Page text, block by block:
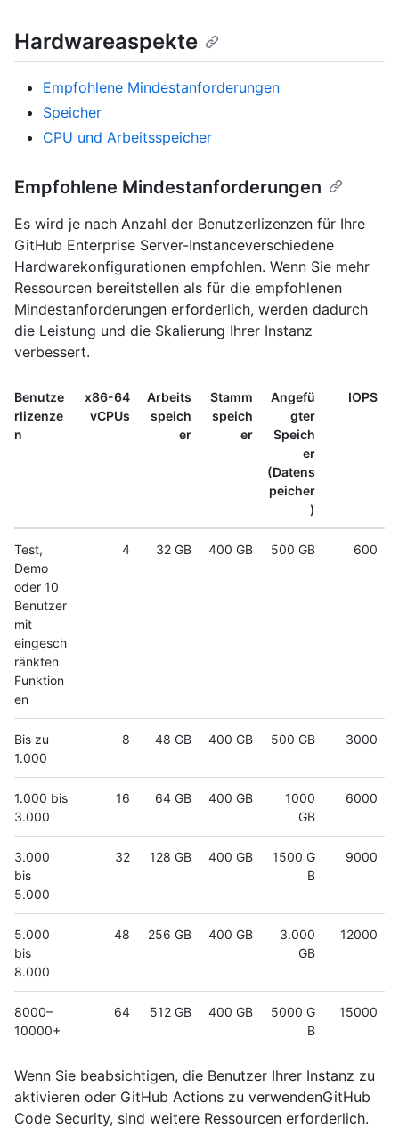
Hardwareaspekte
Empfohlene Mindestanforderungen
Speicher
CPU und Arbeitsspeicher
Empfohlene Mindestanforderungen
Es wird je nach Anzahl der Benutzerlizenzen für Ihre
GitHub Enterprise Server-Instanceverschiedene
Hardwarekonfigurationen empfohlen. Wenn Sie mehr
Ressourcen bereitstellen als für die empfohlenen
Mindestanforderungen erforderlich, werden dadurch
die Leistung und die Skalierung Ihrer Instanz
verbessert.
Benutze
rlizenze
n
x86-64
vCPUs
Arbeits
speich
er
Stamm
speich
er
Angefü
gter
Speich
er
(Datens
peicher
)
IOPS
Test,
Demo
oder 10
Benutzer
mit
eingesch
ränkten
Funktion
en
4 32 GB 400 GB 500 GB 600
Bis zu
1.000
8 48 GB 400 GB 500 GB 3000
1.000 bis
3.000
16 64 GB 400 GB
1000
GB
6000
3.000
bis
5.000
32 128 GB 400 GB
1500 G
B
9000
5.000
bis
8.000
48 256 GB 400 GB
3.000
GB
12000
8000–
10000+
64 512 GB 400 GB
5000 G
B
15000
Wenn Sie beabsichtigen, die Benutzer Ihrer Instanz zu
aktivieren oder GitHub Actions zu verwendenGitHub
Code Security, sind weitere Ressourcen erforderlich.